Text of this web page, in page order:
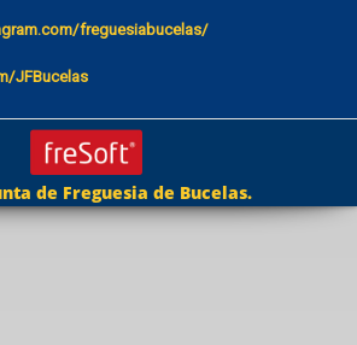
freguesiabucelas/
JFBucelas
de Freguesia de Bucelas.